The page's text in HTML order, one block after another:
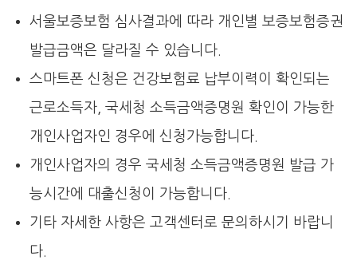
서울보증보험 심사결과에 따라 개인별 보증보험증권
발급금액은 달라질 수 있습니다.
스마트폰 신청은 건강보험료 납부이력이 확인되는
근로소득자, 국세청 소득금액증명원 확인이 가능한
개인사업자인 경우에 신청가능합니다.
개인사업자의 경우 국세청 소득금액증명원 발급 가
능시간에 대출신청이 가능합니다.
기타 자세한 사항은 고객센터로 문의하시기 바랍니
다.